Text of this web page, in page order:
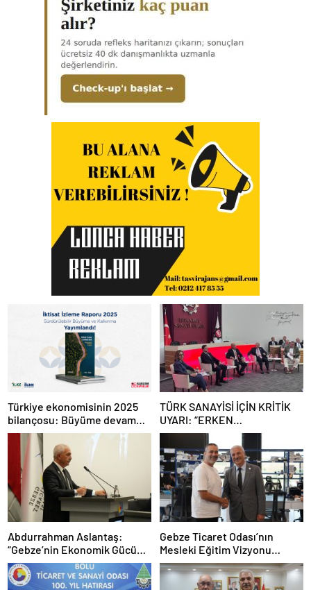
Türkiye ekonomisinin 2025
bilançosu: Büyüme devam
etti, sanayide alarm zilleri
TÜRK SANAYİSİ İÇİN KRİTİK
UYARI: “ERKEN
SANAYİSİZLEŞME
TEHLİKESİYLE KARŞI
KARŞIYAYIZ”
Abdurrahman Aslantaş:
“Gebze’nin Ekonomik Gücünü
Daha da İleri Taşıyacağız”
Gebze Ticaret Odası’nın
Mesleki Eğitim Vizyonu
İstihdamla Taçlandı